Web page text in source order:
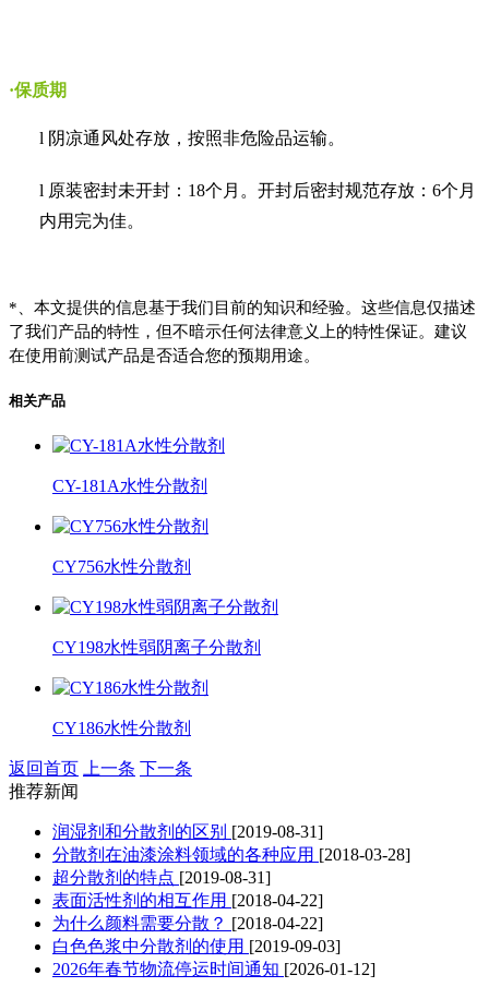
·保质期
l 阴凉通风处存放，按照非危险品运输。
l 原装密封未开封： 18个月。开封后密封规范存放： 6个月
内用完为佳。
*
本文提供的信息基于我们目前的知识和经验。这些信息仅描述
了我们产品的特性，但不暗示任何法律意义上的特性保证。建议
在使用前测试产品是否适合您的预期用途。
相关产品
CY-181A水性分散剂
CY756水性分散剂
CY198水性弱阴离子分散剂
CY186水性分散剂
返回首页 上一条 下一条
推荐新闻
润湿剂和分散剂的区别 [2019-08-31]
分散剂在油漆涂料领域的各种应用 [2018-03-28]
超分散剂的特点 [2019-08-31]
表面活性剂的相互作用 [2018-04-22]
为什么颜料需要分散？ [2018-04-22]
白色色浆中分散剂的使用 [2019-09-03]
2026年春节物流停运时间通知 [2026-01-12]